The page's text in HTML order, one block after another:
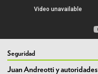
Seguridad
Juan Andreotti y autoridades